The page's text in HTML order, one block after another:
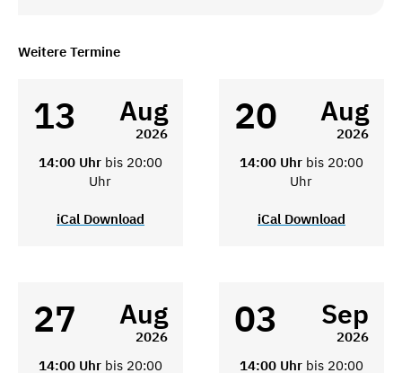
Weitere Termine
13 Aug
2026
14:00 Uhr bis 20:00
Uhr
iCal Download
20 Aug
2026
14:00 Uhr bis 20:00
Uhr
iCal Download
27 Aug
2026
14:00 Uhr bis 20:00
03 Sep
2026
14:00 Uhr bis 20:00